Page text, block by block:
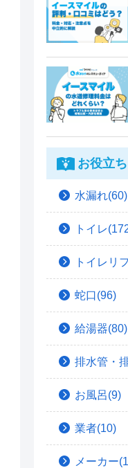
お役立
水漏れ(60)
トイレ
トイレリ
蛇口(96)
給湯器(80)
排水管・
お風呂(9)
業者(10)
メーカー